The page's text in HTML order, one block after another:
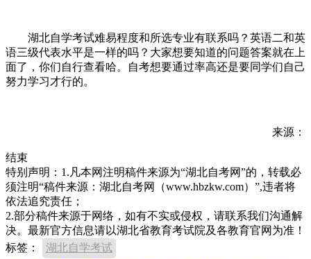
湖北自学考试难易程度和所选专业有联系吗？英语二和英
语三级代表水平是一样的吗？大家想要知道的问题答案就在上
面了，你们自行查看哈。自考想要通过率高还是要同学们自己
努力学习才行的。
来源：
结束
特别声明：1.凡本网注明稿件来源为“湖北自考网”的，转载必
须注明“稿件来源：湖北自考网（www.hbzkw.com）”,违者将
依法追究责任；
2.部分稿件来源于网络，如有不实或侵权，请联系我们沟通解
决。最新官方信息请以湖北省教育考试院及各教育官网为准！
标签：
湖北自学考试